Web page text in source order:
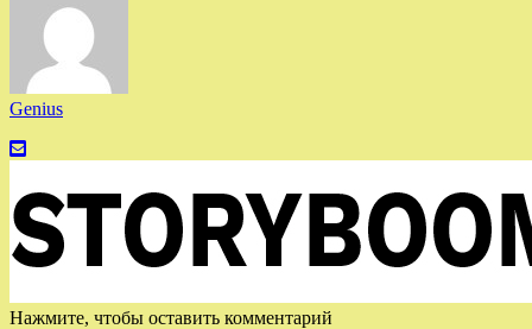
Genius
Нажмите, чтобы оставить комментарий